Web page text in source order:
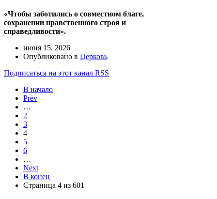
«Чтобы заботились о совместном благе,
сохранении нравственного строя и
справедливости».
июня 15, 2026
Опубликовано в Церковь
Подписаться на этот канал RSS
В начало
Prev
…
2
3
4
5
6
…
Next
В конец
Страница 4 из 601